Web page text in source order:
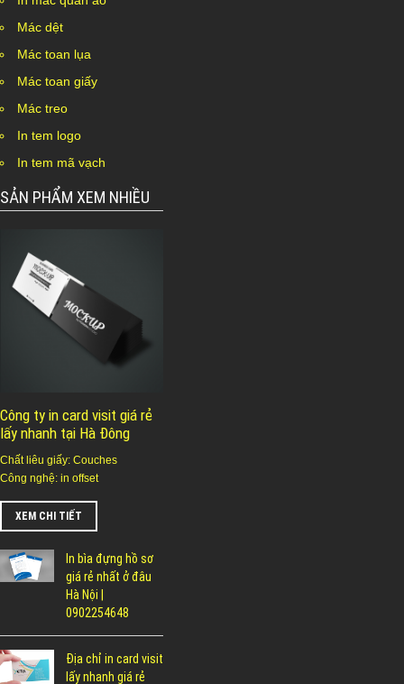
Mác dệt
Mác toan lụa
Mác toan giấy
Mác treo
In tem logo
In tem mã vạch
SẢN PHẨM XEM NHIỀU
Công ty in card visit giá rẻ
lấy nhanh tại Hà Đông
Chất liêu giấy: Couches
Công nghệ: in offset
XEM CHI TIẾT
In bìa đựng hồ sơ
giá rẻ nhất ở đâu
Hà Nội |
0902254648
Địa chỉ in card visit
lấy nhanh giá rẻ